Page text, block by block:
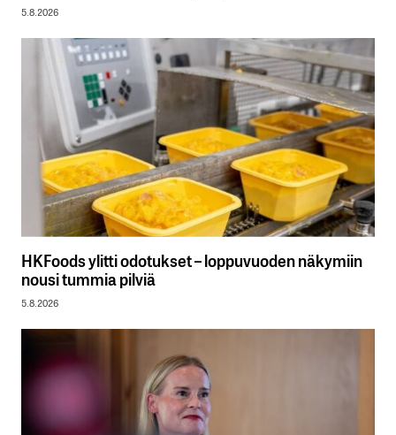
5.8.2026
HKFoods ylitti odotukset – loppuvuoden näkymiin
nousi tummia pilviä
5.8.2026